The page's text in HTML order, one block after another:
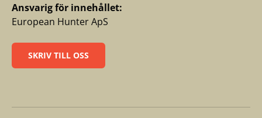
Ansvarig för innehållet:
European Hunter ApS
SKRIV TILL OSS